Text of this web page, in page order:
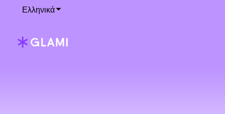
ΕλληνικάΕμφάνιση υπομενού για μεταφράσεις